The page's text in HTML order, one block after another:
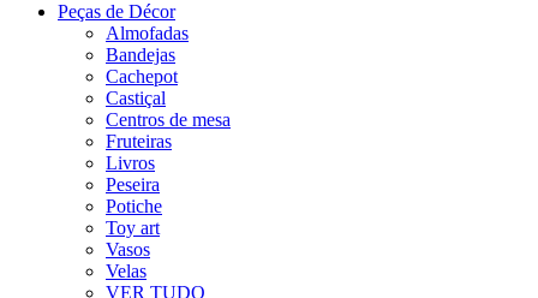
Peças de Décor
Almofadas
Bandejas
Cachepot
Castiçal
Centros de mesa
Fruteiras
Livros
Peseira
Potiche
Toy art
Vasos
Velas
VER TUDO